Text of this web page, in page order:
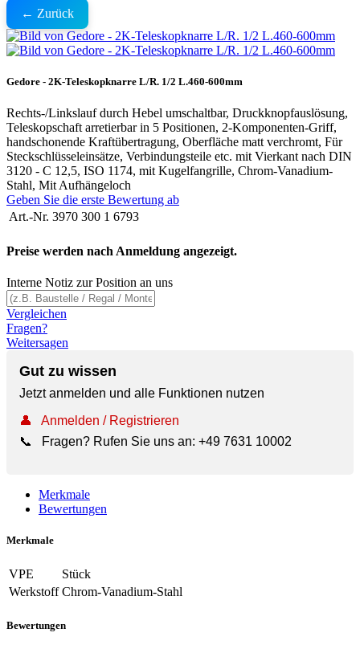
← Zurück
Gedore - 2K-Teleskopknarre L/R. 1/2 L.460-600mm
Rechts-/Linkslauf durch Hebel umschaltbar, Druckknopfauslösung,
Teleskopschaft arretierbar in 5 Positionen, 2-Komponenten-Griff,
handschonende Kraftübertragung, Oberfläche matt verchromt, Für
Steckschlüsseleinsätze, Verbindungsteile etc. mit Vierkant nach DIN
3120 - C 12,5, ISO 1174, mit Kugelfangrille, Chrom-Vanadium-
Stahl, Mit Aufhängeloch
Geben Sie die erste Bewertung ab
Art.-Nr. 3970 300 1 6793
Preise werden nach Anmeldung angezeigt.
Interne Notiz zur Position an uns
Vergleichen
Fragen?
Weitersagen
Gut zu wissen
Jetzt anmelden und alle Funktionen nutzen
👤
Anmelden / Registrieren
📞
Fragen? Rufen Sie uns an: +49 7631 10002
Merkmale
Bewertungen
Merkmale
VPE
Stück
Werkstoff Chrom-Vanadium-Stahl
Bewertungen